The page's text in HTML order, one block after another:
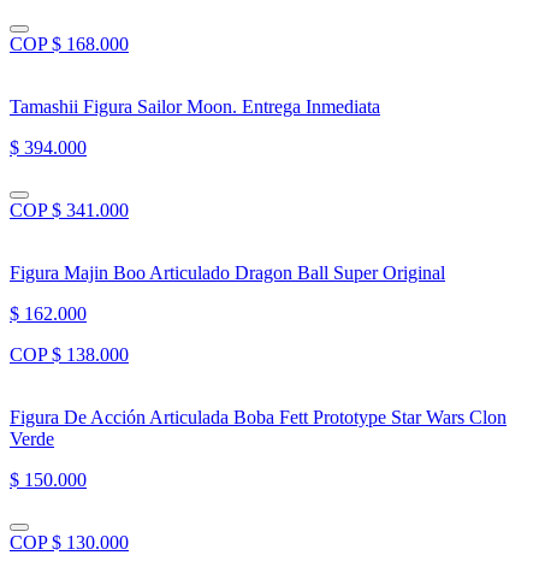
COP $ 168.000
Tamashii Figura Sailor Moon. Entrega Inmediata
$ 394.000
COP $ 341.000
Figura Majin Boo Articulado Dragon Ball Super Original
$ 162.000
COP $ 138.000
Figura De Acción Articulada Boba Fett Prototype Star Wars Clon
Verde
$ 150.000
COP $ 130.000